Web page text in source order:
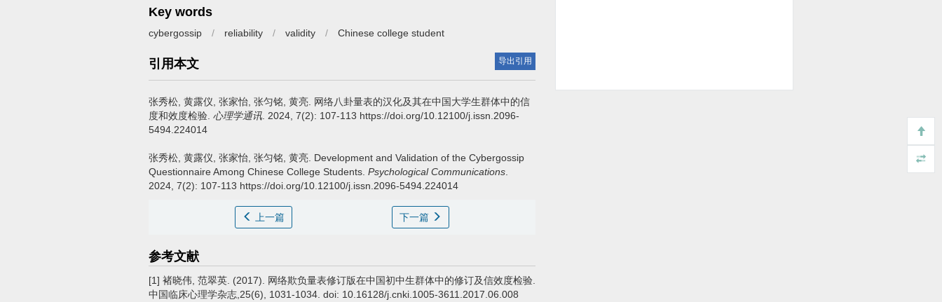
Key words
cybergossip / reliability / validity / Chinese college student
引用本文 导出引用
张秀松, 黄露仪, 张家怡, 张匀铭, 黄亮. 网络八卦量表的汉化及其在中国大学生群体中的信
度和效度检验. 心理学通讯. 2024, 7(2): 107-113 https://doi.org/10.12100/j.issn.2096-
5494.224014
张秀松, 黄露仪, 张家怡, 张匀铭, 黄亮. Development and Validation of the Cybergossip
Questionnaire Among Chinese College Students. Psychological Communications.
2024, 7(2): 107-113 https://doi.org/10.12100/j.issn.2096-5494.224014
上一篇 下一篇
参考文献
[1] 褚晓伟, 范翠英. (2017). 网络欺负量表修订版在中国初中生群体中的修订及信效度检验.
中国临床心理学杂志,25(6), 1031-1034. doi: 10.16128/j.cnki.1005-3611.2017.06.008